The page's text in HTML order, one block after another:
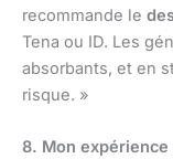
recommande le
Tena ou ID. Les
absorbants, et en
risque. »
8. Mon